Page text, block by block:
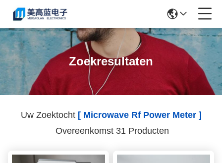
Zoekresultaten
Uw Zoektocht [ Microwave Rf Power Meter ]
Overeenkomst 31 Producten